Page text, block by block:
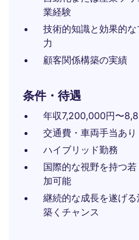
業経験
技術的知識と効果的
力
顧客関係構築の実績
条件・待遇
年収7,200,000円〜
交通費・車両手当あり
ハイブリッド勤務
国際的な視野を持つ
加可能
継続的な成長を遂げ
築くチャンス